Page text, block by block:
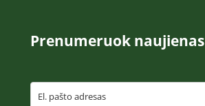
Prenumeruok naujienas